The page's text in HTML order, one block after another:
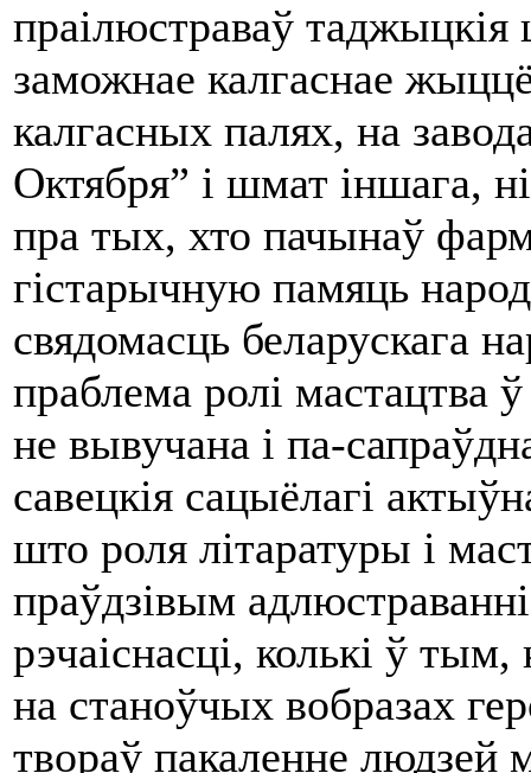
праілюстраваў таджыцкія
заможнае калгаснае
калгасных палях, на
Октября” і шмат іншага,
пра тых, хто пачынаў
гістарычную памяць
свядомасць беларускага
праблема ролі мастацтва
не вывучана і па-
савецкія сацыёлагі
што роля літаратуры і
праўдзівым
рэчаіснасці, колькі ў
на станоўчых вобразах
твораў пакаленне людзей